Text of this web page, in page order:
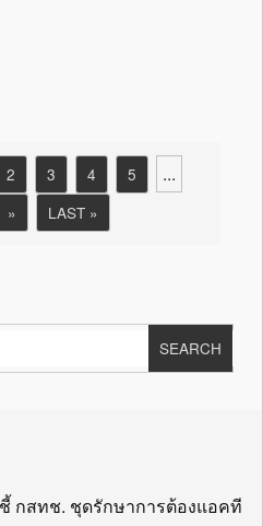
2 3 4 5 ...
» LAST »
กสทช. ชุดรักษาการต้องแอคที